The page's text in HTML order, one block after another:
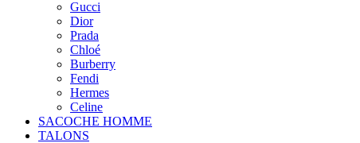
Gucci
Dior
Prada
Chloé
Burberry
Fendi
Hermes
Celine
SACOCHE HOMME
TALONS